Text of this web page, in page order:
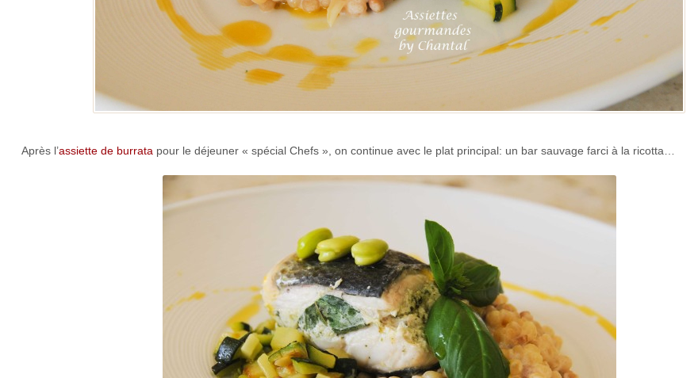
Après l’assiette de burrata pour le déjeuner « spécial Chefs », on continue avec le plat principal: un bar sauvage farci à la ricotta…